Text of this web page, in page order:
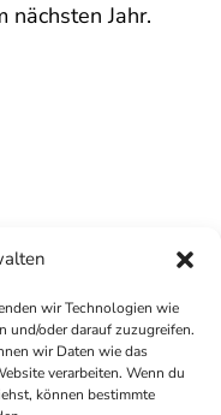
wir Technologien wie
und/oder darauf zuzugreifen.
wir Daten wie das
verarbeiten. Wenn du
können bestimmte
Jahr.